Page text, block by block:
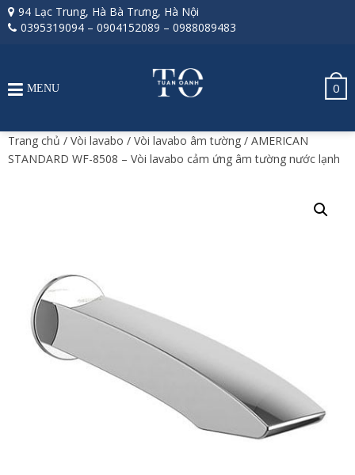
94 Lạc Trung, Hà Bà Trưng, Hà Nội
0395319094 – 0904152089 – 0988089483
0
MENU
Trang chủ / Vòi lavabo / Vòi lavabo âm tường / AMERICAN
STANDARD WF-8508 – Vòi lavabo cảm ứng âm tường nước lạnh